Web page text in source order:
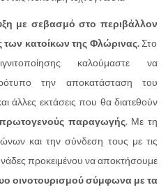
με σεβασμό στο περιβάλλον
των κατοίκων της Φλώρινας.Στο
καλούμαστε να
την αποκατάσταση του
άλλες εκτάσεις που θα διατεθούν
παραγωγής. Με τη
και την σύνδεση τους με τις
προκειμένου να αποκτήσουμε
οινοτουρισμού σύμφωνα με τα